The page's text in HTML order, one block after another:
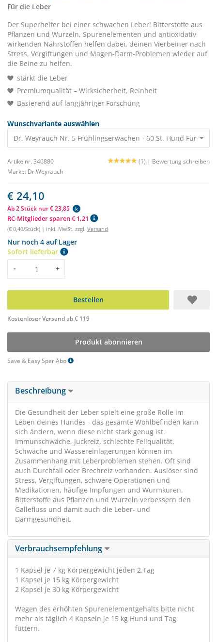
Für die Leber
Der Superhelfer bei einer schwachen Leber! Bitterstoffe aus
Pflanzen und Wurzeln, Spurenelementen und antioxidativ
wirkenden Nährstoffen helfen dabei, deinen Vierbeiner nach
Stress, Vergiftungen und Magen-Darm-Problemen wieder auf
die Beine zu helfen.
stärkt die Leber
Premiumqualität – Wirksicherheit, Reinheit
Basierend auf langjähriger Forschung
Wunschvariante auswählen
Dr. Weyrauch Nr. 5 Frühlingserwachen - 60 St. Hund Für die
Artikelnr. 340880 (1) | Bewertung schreiben
Marke: Dr.Weyrauch
€ 24,10
Ab 2 Stück nur € 23,85 k
RC-Mitglieder sparen € 1,21
(€ 0,40/Stück) | inkl. MwSt. zzgl. Versand
Nur noch 4 auf Lager
Sofort lieferbar
Menge
- +
Bestellen
Kostenloser Versand ab € 119
Produkt abonnieren
Save & Easy Spar Abo
Beschreibung
Die Gesundheit der Leber spielt eine große Rolle im
Leben deines Hundes - das gesamte Wohlbefinden kann
sich ändern, wenn diese nicht stark genug ist.
Immunschwäche, Juckreiz, schlechte Fellqualität,
Schwäche und Wassereinlagerungen können im
Zusammenhang mit Leberproblemen stehen. Oft sind
auch Durchfall oder Brechreiz vorhanden. Auslöser sind
Stress, Vergiftungen, schwere Operationen und
Medikationen, häufige Impfungen und Wurmkuren.
Bitterstoffe aus Pflanzen und Wurzeln verbessern den
Gallefluss und damit auch die Leber- und
Darmgesundheit.
Verbrauchsempfehlung
1 Kapsel je 7 kg Körpergewicht jeden 2.Tag
1 Kapsel je 15 kg Körpergewicht
2 Kapsel je 30 kg Körpergewicht
Wegen des erhöhten Spurenelementgehalts bitte nicht
mehr als täglich 4 Kapseln je 15 kg Hund und Tag
füttern.